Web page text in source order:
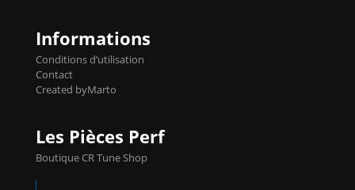
Informations
Conditions d’utilisation
Contact
Created byMarto
Les Pièces Perf
Boutique CR Tune Shop